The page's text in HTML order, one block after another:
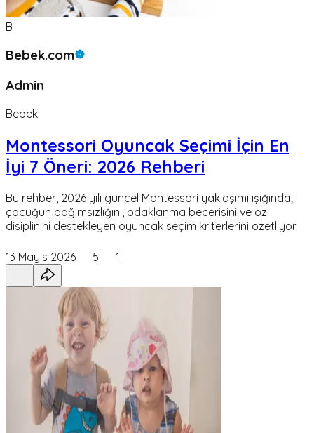
B
Bebek.com
Admin
Bebek
Montessori Oyuncak Seçimi İçin En
İyi 7 Öneri: 2026 Rehberi
Bu rehber, 2026 yılı güncel Montessori yaklaşımı ışığında;
çocuğun bağımsızlığını, odaklanma becerisini ve öz
disiplinini destekleyen oyuncak seçim kriterlerini özetliyor.
13 Mayıs 2026 5 1